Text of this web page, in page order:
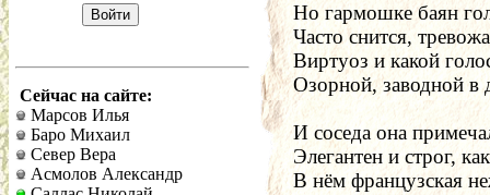
Сейчас на сайте:
Марсов Илья
Баро Михаил
Север Вера
Асмолов Александр
Но гармошке баян
Часто снится,
Виртуоз и какой
Озорной, заводной в
И соседа она
Элегантен и строг,
В нём французская